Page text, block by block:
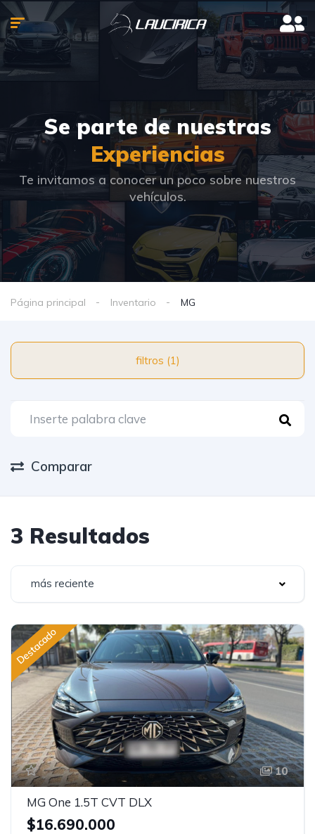
Se parte de nuestras
Experiencias
Te invitamos a conocer un poco sobre nuestros
vehículos.
Página principal Inventario MG
filtros (1)
Comparar
3 Resultados
más reciente
Destacado
10
MG One 1.5T CVT DLX
$16.690.000